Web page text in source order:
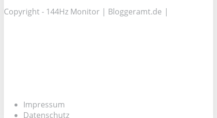
Copyright - 144Hz Monitor | Bloggeramt.de |
Impressum
Datenschutz